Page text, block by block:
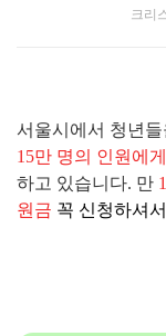
크리
서울시에서 청년
15만 명의 인원에
하고 있습니다. 만
원금 꼭 신청하셔